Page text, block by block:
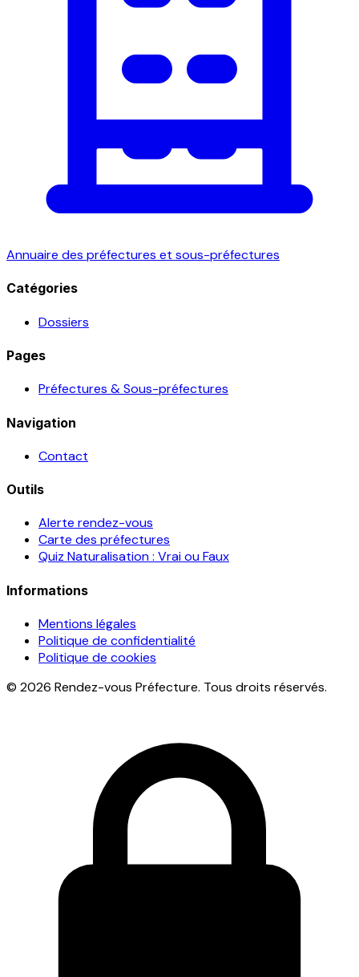
Annuaire des préfectures et sous-préfectures
Catégories
Dossiers
Pages
Préfectures & Sous-préfectures
Navigation
Contact
Outils
Alerte rendez-vous
Carte des préfectures
Quiz Naturalisation : Vrai ou Faux
Informations
Mentions légales
Politique de confidentialité
Politique de cookies
© 2026 Rendez-vous Préfecture. Tous droits réservés.